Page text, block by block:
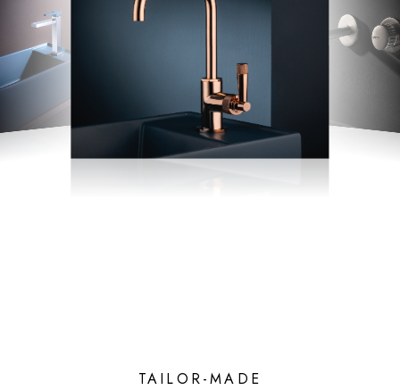
TAILOR-MADE